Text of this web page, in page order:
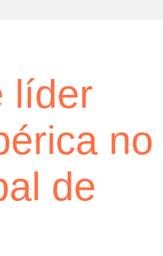
líder
no
de